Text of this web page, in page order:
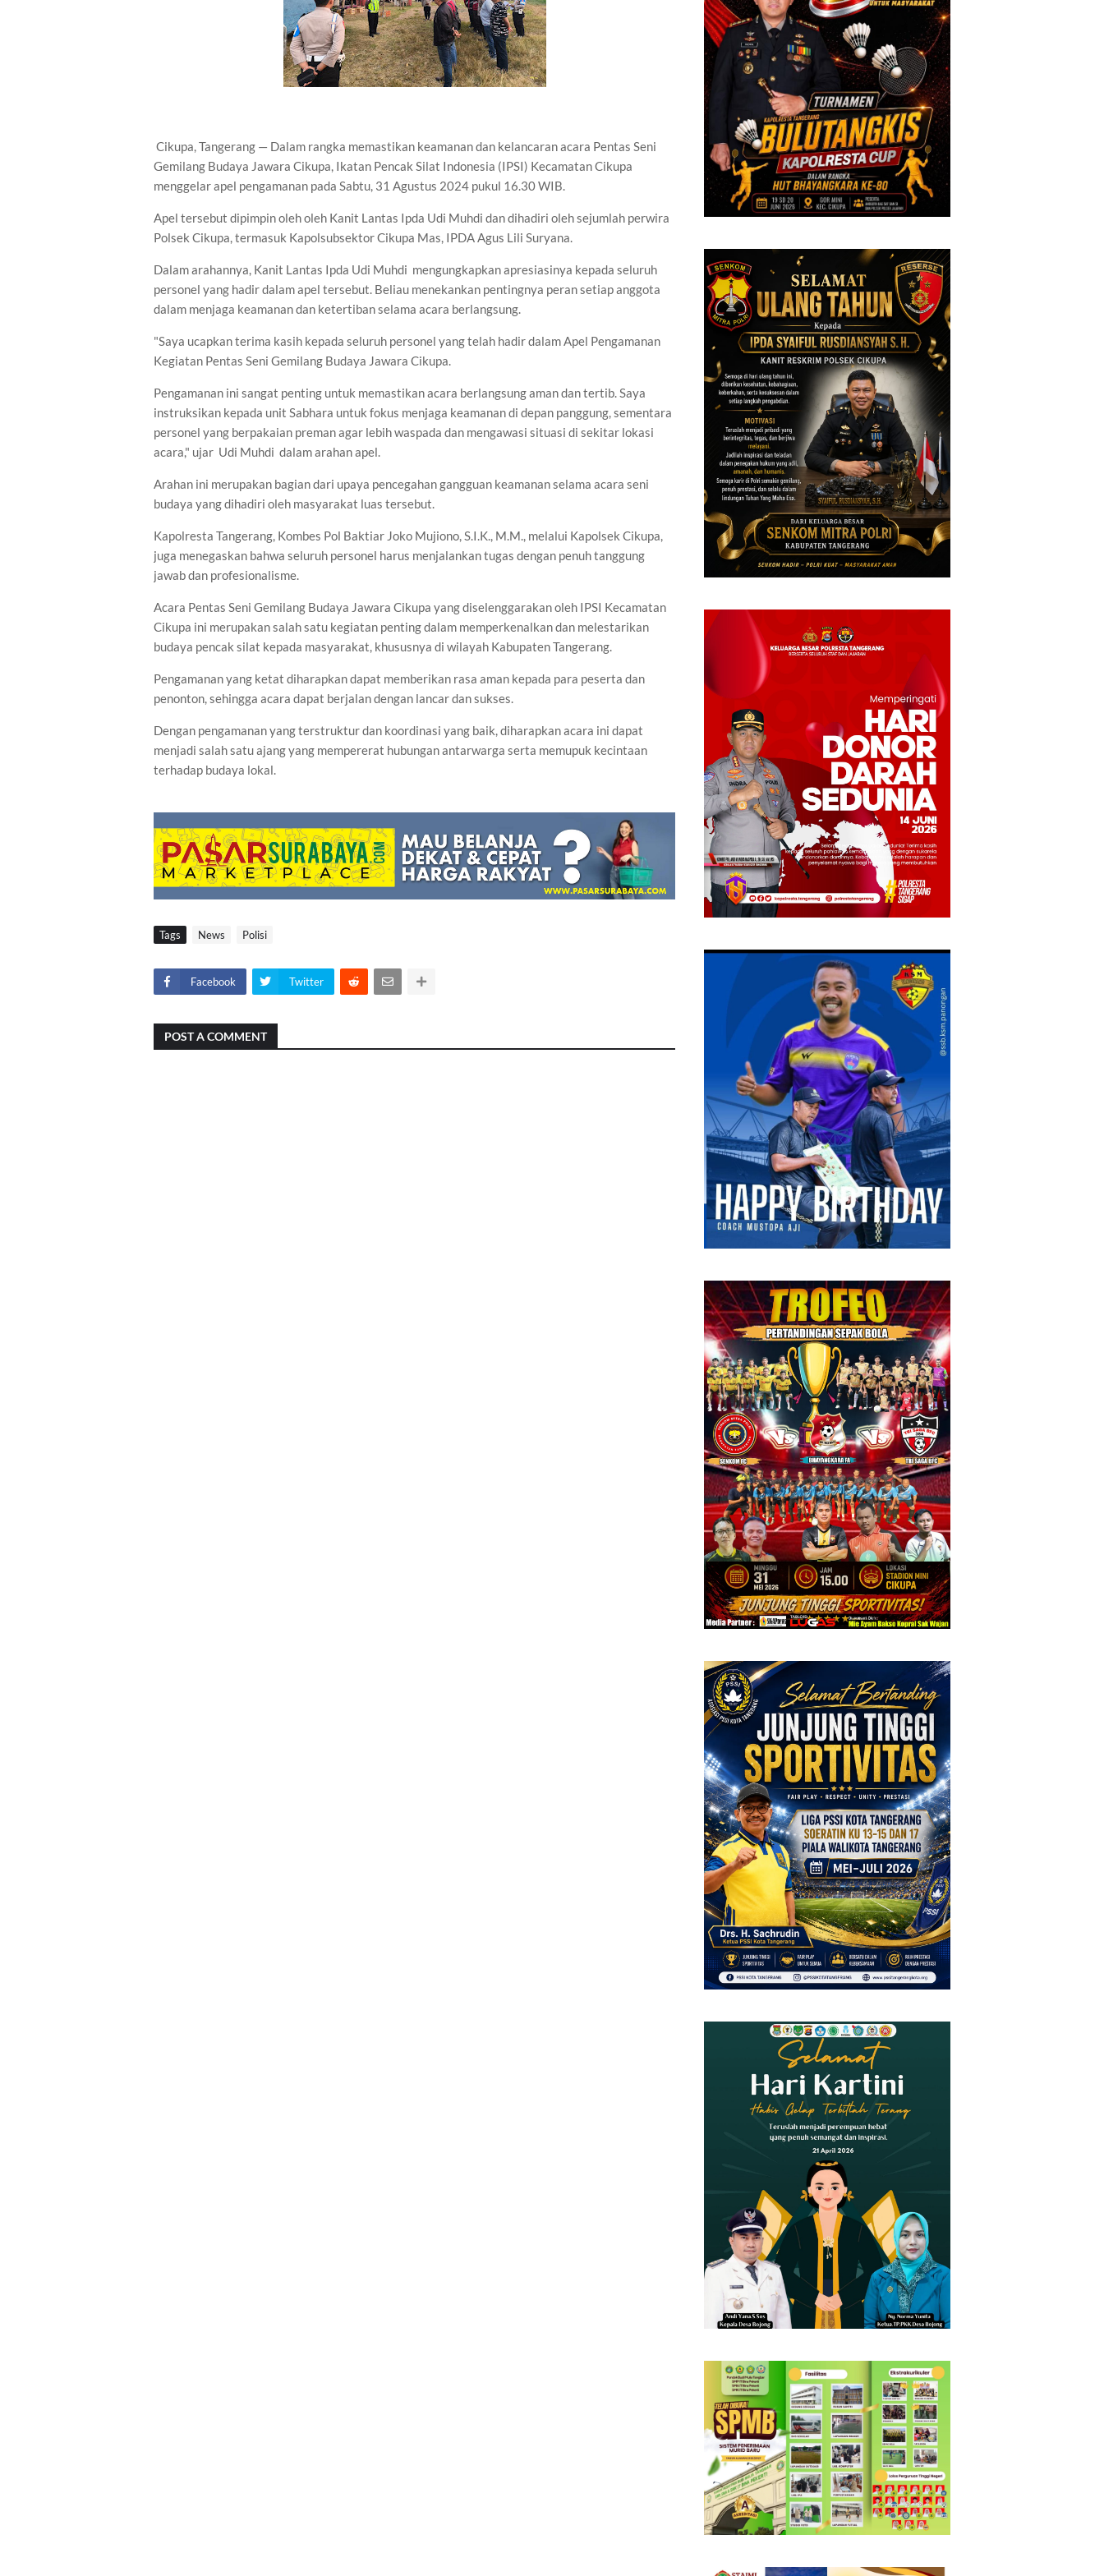
Cikupa, Tangerang — Dalam rangka memastikan keamanan dan kelancaran acara Pentas Seni
Gemilang Budaya Jawara Cikupa, Ikatan Pencak Silat Indonesia (IPSI) Kecamatan Cikupa
menggelar apel pengamanan pada Sabtu, 31 Agustus 2024 pukul 16.30 WIB.
Apel tersebut dipimpin oleh oleh Kanit Lantas Ipda Udi Muhdi dan dihadiri oleh sejumlah perwira
Polsek Cikupa, termasuk Kapolsubsektor Cikupa Mas, IPDA Agus Lili Suryana.
Dalam arahannya, Kanit Lantas Ipda Udi Muhdi mengungkapkan apresiasinya kepada seluruh
personel yang hadir dalam apel tersebut. Beliau menekankan pentingnya peran setiap anggota
dalam menjaga keamanan dan ketertiban selama acara berlangsung.
"Saya ucapkan terima kasih kepada seluruh personel yang telah hadir dalam Apel Pengamanan
Kegiatan Pentas Seni Gemilang Budaya Jawara Cikupa.
Pengamanan ini sangat penting untuk memastikan acara berlangsung aman dan tertib. Saya
instruksikan kepada unit Sabhara untuk fokus menjaga keamanan di depan panggung, sementara
personel yang berpakaian preman agar lebih waspada dan mengawasi situasi di sekitar lokasi
acara," ujar Udi Muhdi dalam arahan apel.
Arahan ini merupakan bagian dari upaya pencegahan gangguan keamanan selama acara seni
budaya yang dihadiri oleh masyarakat luas tersebut.
Kapolresta Tangerang, Kombes Pol Baktiar Joko Mujiono, S.I.K., M.M., melalui Kapolsek Cikupa,
juga menegaskan bahwa seluruh personel harus menjalankan tugas dengan penuh tanggung
jawab dan profesionalisme.
Acara Pentas Seni Gemilang Budaya Jawara Cikupa yang diselenggarakan oleh IPSI Kecamatan
Cikupa ini merupakan salah satu kegiatan penting dalam memperkenalkan dan melestarikan
budaya pencak silat kepada masyarakat, khususnya di wilayah Kabupaten Tangerang.
Pengamanan yang ketat diharapkan dapat memberikan rasa aman kepada para peserta dan
penonton, sehingga acara dapat berjalan dengan lancar dan sukses.
Dengan pengamanan yang terstruktur dan koordinasi yang baik, diharapkan acara ini dapat
menjadi salah satu ajang yang mempererat hubungan antarwarga serta memupuk kecintaan
terhadap budaya lokal.
Tags News Polisi
Facebook Twitter
POST A COMMENT